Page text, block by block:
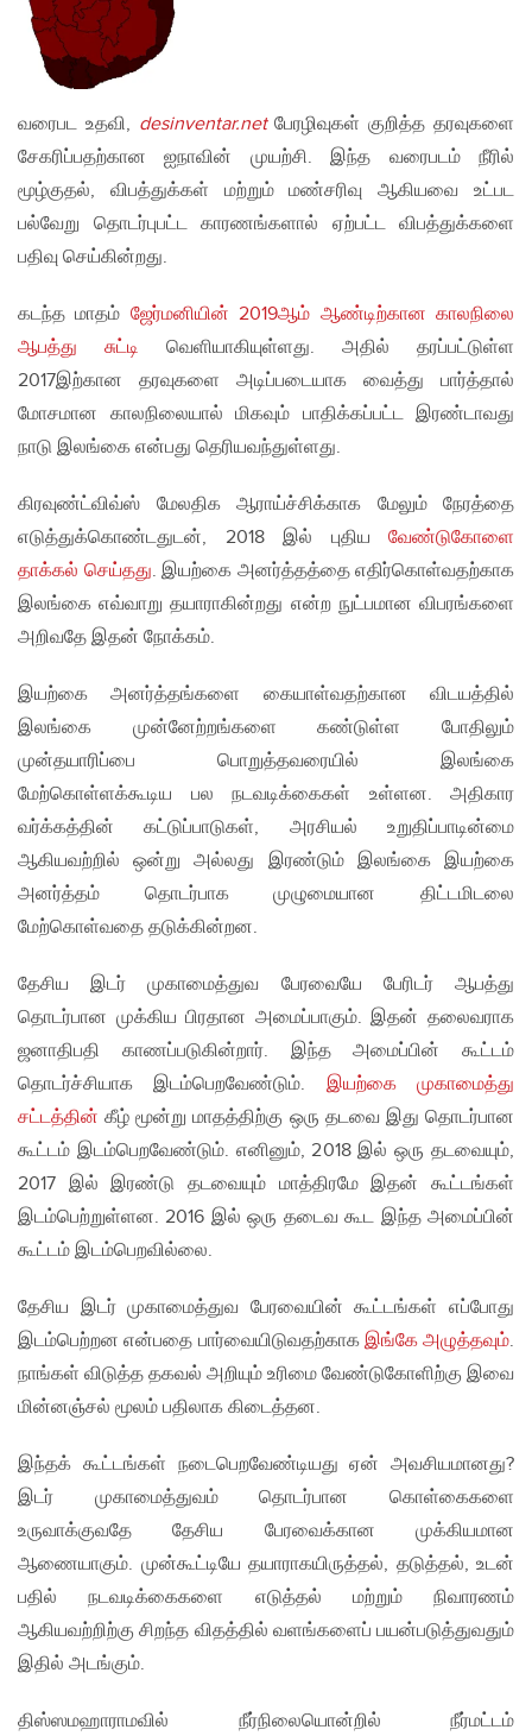
வரைபட உதவி, desinventar.netபேரழிவுகள் குறித்த தரவுகளை
சேகரிப்பதற்கான ஐநாவின் முயற்சி. இந்த வரைபடம் நீரில்
மூழ்குதல், விபத்துக்கள் மற்றும் மண்சரிவு ஆகியவை உட்பட
பல்வேறு தொடர்புபட்ட காரணங்களால் ஏற்பட்ட விபத்துக்களை
பதிவு செய்கின்றது.
கடந்த மாதம் ஜேர்மனியின் 2019ஆம் ஆண்டிற்கான காலநிலை
ஆபத்து சுட்டி வெளியாகியுள்ளது. அதில் தரப்பட்டுள்ள
2017இற்கான தரவுகளை அடிப்படையாக வைத்து பார்த்தால்
மோசமான காலநிலையால் மிகவும் பாதிக்கப்பட்ட இரண்டாவது
நாடு இலங்கை என்பது தெரியவந்துள்ளது.
கிரவுண்ட்விவ்ஸ் மேலதிக ஆராய்ச்சிக்காக மேலும் நேரத்தை
எடுத்துக்கொண்டதுடன், 2018 இல் புதிய வேண்டுகோளை
தாக்கல் செய்தது. இயற்கை அனர்த்தத்தை எதிர்கொள்வதற்காக
இலங்கை எவ்வாறு தயாராகின்றது என்ற நுட்பமான விபரங்களை
அறிவதே இதன் நோக்கம்.
இயற்கை அனர்த்தங்களை கையாள்வதற்கான விடயத்தில்
இலங்கை முன்னேற்றங்களை கண்டுள்ள போதிலும்
முன்தயாரிப்பை பொறுத்தவரையில் இலங்கை
மேற்கொள்ளக்கூடிய பல நடவடிக்கைகள் உள்ளன. அதிகார
வர்க்கத்தின் கட்டுப்பாடுகள், அரசியல் உறுதிப்பாடின்மை
ஆகியவற்றில் ஒன்று அல்லது இரண்டும் இலங்கை இயற்கை
அனர்த்தம் தொடர்பாக முழுமையான திட்டமிடலை
மேற்கொள்வதை தடுக்கின்றன.
தேசிய இடர் முகாமைத்துவ பேரவையே பேரிடர் ஆபத்து
தொடர்பான முக்கிய பிரதான அமைப்பாகும். இதன் தலைவராக
ஜனாதிபதி காணப்படுகின்றார். இந்த அமைப்பின் கூட்டம்
தொடர்ச்சியாக இடம்பெறவேண்டும். இயற்கை முகாமைத்து
சட்டத்தின் கீழ் மூன்று மாதத்திற்கு ஒரு தடவை இது தொடர்பான
கூட்டம் இடம்பெறவேண்டும். எனினும், 2018 இல் ஒரு தடவையும்,
2017 இல் இரண்டு தடவையும் மாத்திரமே இதன் கூட்டங்கள்
இடம்பெற்றுள்ளன. 2016 இல் ஒரு தடைவ கூட இந்த அமைப்பின்
கூட்டம் இடம்பெறவில்லை.
தேசிய இடர் முகாமைத்துவ பேரவையின் கூட்டங்கள் எப்போது
இடம்பெற்றன என்பதை பார்வையிடுவதற்காக இங்கே அழுத்தவும்.
நாங்கள் விடுத்த தகவல் அறியும் உரிமை வேண்டுகோளிற்கு இவை
மின்னஞ்சல் மூலம் பதிலாக கிடைத்தன.
இந்தக் கூட்டங்கள் நடைபெறவேண்டியது ஏன் அவசியமானது?
இடர் முகாமைத்துவம் தொடர்பான கொள்கைகளை
உருவாக்குவதே தேசிய பேரவைக்கான முக்கியமான
ஆணையாகும். முன்கூட்டியே தயாராகயிருத்தல், தடுத்தல், உடன்
பதில் நடவடிக்கைகளை எடுத்தல் மற்றும் நிவாரணம்
ஆகியவற்றிற்கு சிறந்த விதத்தில் வளங்களைப் பயன்படுத்துவதும்
இதில் அடங்கும்.
திஸ்ஸமஹாராமவில் நீர்நிலையொன்றில் நீர்மட்டம்